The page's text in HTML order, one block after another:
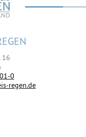
16
0
regen.de